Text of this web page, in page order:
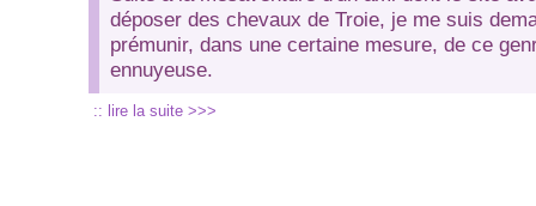
déposer des chevaux de Troie, je me suis
prémunir, dans une certaine mesure, de ce
ennuyeuse.
:: lire la suite >>>